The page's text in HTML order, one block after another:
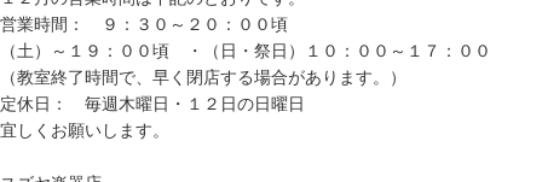
営業時間： ９：３０～２０：００頃
（土）～１９：００頃 ・（日・祭日）１０：００～１７：００
（教室終了時間で、早く閉店する場合があります。）
定休日： 毎週木曜日・１２日の日曜日
宜しくお願いします。